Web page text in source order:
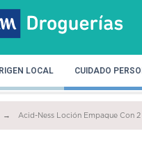
LOCAL CUIDADO
Acid-Ness Loción Empaque Con